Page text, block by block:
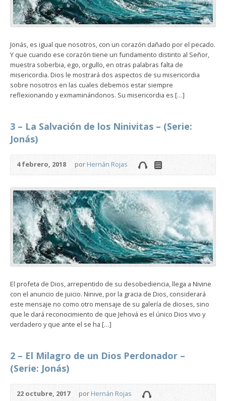
Jonás, es igual que nosotros, con un corazón dañado por el pecado.
Y que cuando ese corazón tiene un fundamento distinto al Señor,
muestra soberbia, ego, orgullo, en otras palabras falta de
misericordia. Dios le mostrará dos aspectos de su misericordia
sobre nosotros en las cuales debemos estar siempre
reflexionando y exmaminándonos. Su misericordia es […]
3 – La Salvación de los Ninivitas – (Serie:
Jonás)
4 febrero, 2018 porHernán Rojas
El profeta de Dios, arrepentido de su desobediencia, llega a Nivine
con el anuncio de juicio. Ninive, por la gracia de Dios, considerará
este mensaje no como otro mensaje de su galería de dioses, sino
que le dará reconocimiento de que Jehová es el único Dios vivo y
verdadero y que ante el se ha […]
2 – El Milagro de un Dios Perdonador –
(Serie: Jonás)
22 octubre, 2017 porHernán Rojas